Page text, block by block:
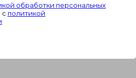
обработки персональных
с политикой